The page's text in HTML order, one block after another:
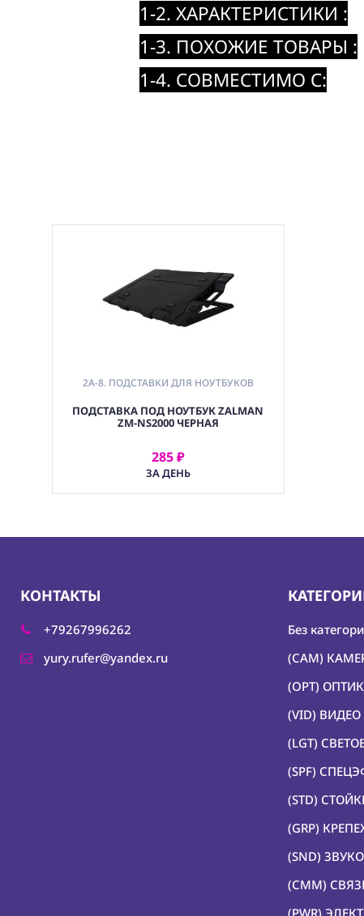
1-2. ХАРАКТЕРИСТИКИ :
1-3. ПОХОЖИЕ ТОВАРЫ :
1-4. СОВМЕСТИМО С:
2A-8. ПОДСТАВКИ ДЛЯ НОУТБУКОВ
ПОДСТАВКА ПОД НОУТБУК ZALMAN
ZM-NS2000 ЧЕРНАЯ
285 ₽
ЗА ДЕНЬ
АРЕНДОВАТЬ
КОНТАКТЫ
+79267996262
yury.rufer@yandex.ru
Без
(CAM)
(OPT)
(VID)
(LGT)
(SPF)
(STD)
(GRP)
(SND)
(CMM)
(PWR)